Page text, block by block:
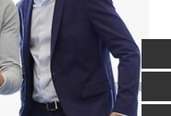
Barrierefreiheit